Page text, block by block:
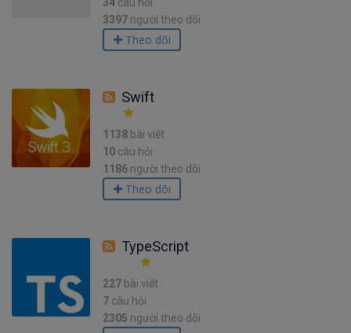
3397 người theo dõi
Theo dõi
Swift
1138 bài viết
10 câu hỏi
1186 người theo dõi
Theo dõi
TypeScript
227 bài viết
7 câu hỏi
2305 người theo dõi